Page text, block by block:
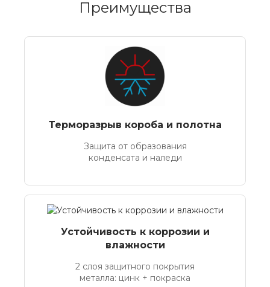
Преимущества
Терморазрыв короба и полотна
Защита от образования
конденсата и наледи
Устойчивость к коррозии и
влажности
2 слоя защитного покрытия
металла: цинк + покраска